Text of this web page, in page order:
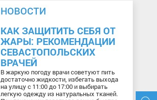
НОВОСТИ
КАК ЗАЩИТИТЬ СЕБЯ ОТ
ЖАРЫ: РЕКОМЕНДАЦИИ
СЕВАСТОПОЛЬСКИХ
ВРАЧЕЙ
В жаркую погоду врачи советуют пить
достаточно жидкости, избегать выхода
на улицу с 11:00 до 17:00 и выбирать
легкую одежду из натуральных тканей.